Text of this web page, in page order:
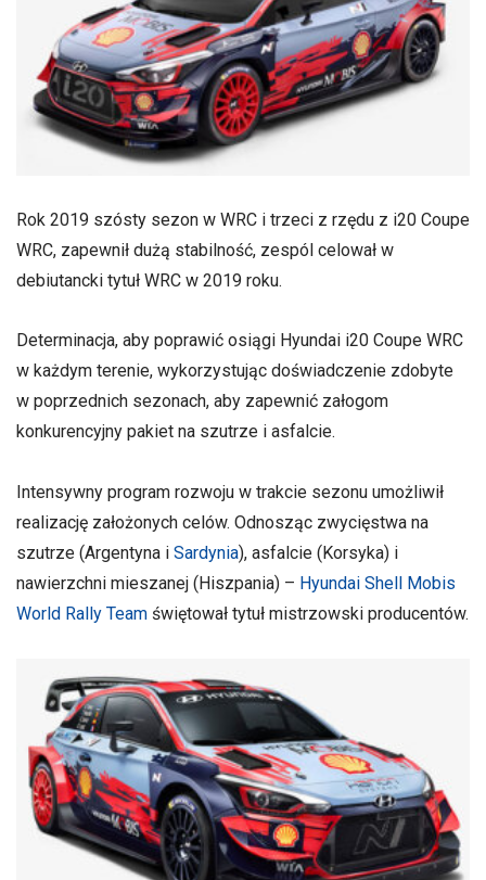
Rok 2019 szósty sezon w WRC i trzeci z rzędu z i20 Coupe
WRC, zapewnił dużą stabilność, zespól celował w
debiutancki tytuł WRC w 2019 roku.
Determinacja, aby poprawić osiągi Hyundai i20 Coupe WRC
w każdym terenie, wykorzystując doświadczenie zdobyte
w poprzednich sezonach, aby zapewnić załogom
konkurencyjny pakiet na szutrze i asfalcie.
Intensywny program rozwoju w trakcie sezonu umożliwił
realizację założonych celów. Odnosząc zwycięstwa na
szutrze (Argentyna i Sardynia), asfalcie (Korsyka) i
nawierzchni mieszanej (Hiszpania) – Hyundai Shell Mobis
World Rally Team świętował tytuł mistrzowski producentów.